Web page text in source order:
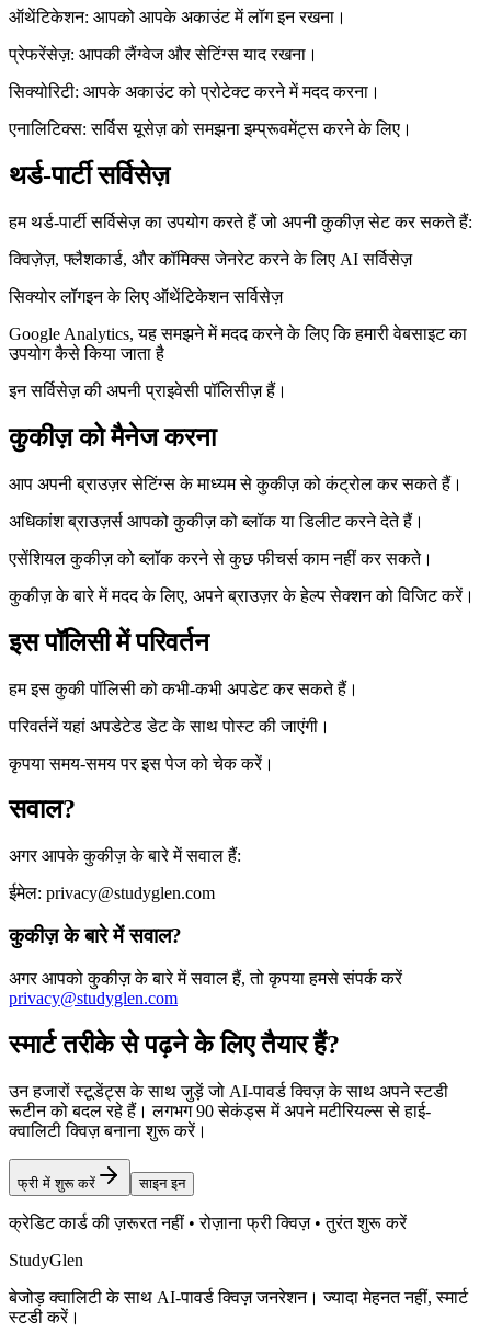
ऑथेंटिकेशन: आपको आपके अकाउंट में लॉग इन रखना।
प्रेफरेंसेज़: आपकी लैंग्वेज और सेटिंग्स याद रखना।
सिक्योरिटी: आपके अकाउंट को प्रोटेक्ट करने में मदद करना।
एनालिटिक्स: सर्विस यूसेज़ को समझना इम्प्रूवमेंट्स करने के लिए।
थर्ड-पार्टी सर्विसेज़
हम थर्ड-पार्टी सर्विसेज़ का उपयोग करते हैं जो अपनी कुकीज़ सेट कर सकते हैं:
क्विज़ेज़, फ्लैशकार्ड, और कॉमिक्स जेनरेट करने के लिए AI सर्विसेज़
सिक्योर लॉगइन के लिए ऑथेंटिकेशन सर्विसेज़
Google Analytics, यह समझने में मदद करने के लिए कि हमारी वेबसाइट का
उपयोग कैसे किया जाता है
इन सर्विसेज़ की अपनी प्राइवेसी पॉलिसीज़ हैं।
कुकीज़ को मैनेज करना
आप अपनी ब्राउज़र सेटिंग्स के माध्यम से कुकीज़ को कंट्रोल कर सकते हैं।
अधिकांश ब्राउज़र्स आपको कुकीज़ को ब्लॉक या डिलीट करने देते हैं।
एसेंशियल कुकीज़ को ब्लॉक करने से कुछ फीचर्स काम नहीं कर सकते।
कुकीज़ के बारे में मदद के लिए, अपने ब्राउज़र के हेल्प सेक्शन को विजिट करें।
इस पॉलिसी में परिवर्तन
हम इस कुकी पॉलिसी को कभी-कभी अपडेट कर सकते हैं।
परिवर्तनें यहां अपडेटेड डेट के साथ पोस्ट की जाएंगी।
कृपया समय-समय पर इस पेज को चेक करें।
सवाल?
अगर आपके कुकीज़ के बारे में सवाल हैं:
ईमेल: privacy@studyglen.com
कुकीज़ के बारे में सवाल?
अगर आपको कुकीज़ के बारे में सवाल हैं, तो कृपया हमसे संपर्क करें
privacy@studyglen.com
स्मार्ट तरीके से पढ़ने के लिए तैयार हैं?
उन हजारों स्टूडेंट्स के साथ जुड़ें जो AI-पावर्ड क्विज़ के साथ अपने स्टडी
रूटीन को बदल रहे हैं। लगभग 90 सेकंड्स में अपने मटीरियल्स से हाई-
क्वालिटी क्विज़ बनाना शुरू करें।
फ्री में शुरू करें साइन इन
क्रेडिट कार्ड की ज़रूरत नहीं • रोज़ाना फ्री क्विज़ • तुरंत शुरू करें
StudyGlen
बेजोड़ क्वालिटी के साथ AI-पावर्ड क्विज़ जनरेशन। ज्यादा मेहनत नहीं, स्मार्ट
स्टडी करें।